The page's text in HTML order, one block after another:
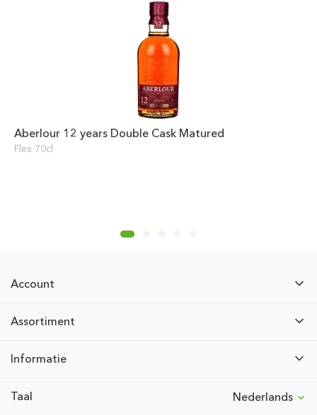
Aberlour 12 years Double Cask Matured
Fles 70cl
Account
Assortiment
Informatie
Taal Nederlands